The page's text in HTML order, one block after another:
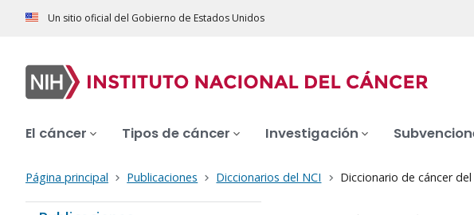
Un sitio oficial del Gobierno de Estados Unidos
El cáncer Tipos de cáncer Investigación
Página principal Publicaciones Diccionarios del NCI Diccionario de cáncer del